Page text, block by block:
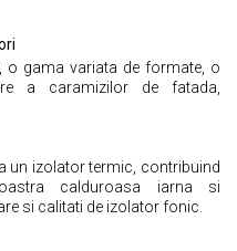
o gama variata de formate, o
a caramizilor de fatada,
un izolator termic, contribuind
calduroasa iarna si
si calitati de izolator fonic.